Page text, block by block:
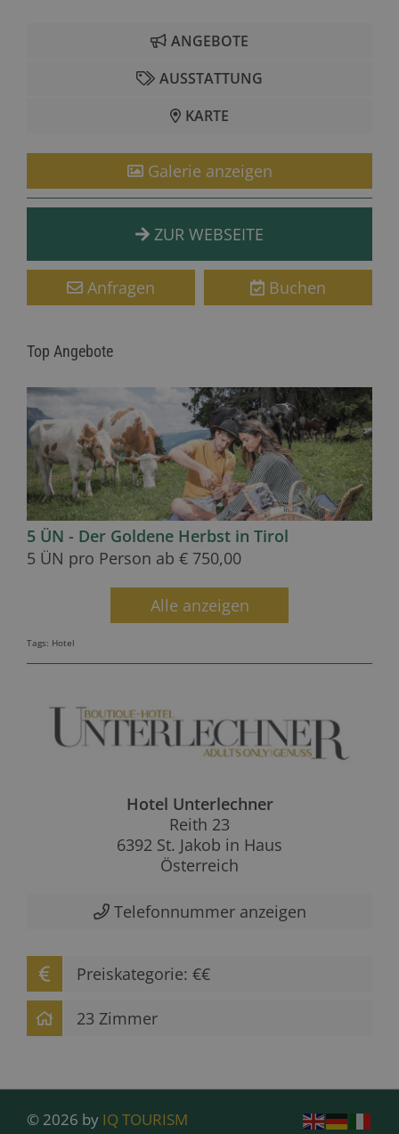
ANGEBOTE
AUSSTATTUNG
KARTE
Galerie anzeigen
ZUR WEBSEITE
Anfragen Buchen
Top Angebote
5 ÜN - Der Goldene Herbst in Tirol
5 ÜN pro Person ab € 750,00
Alle anzeigen
Tags: Hotel
Hotel Unterlechner
Reith 23
6392 St. Jakob in Haus
Österreich
Telefonnummer anzeigen
Preiskategorie: €€
23 Zimmer
© 2026 by IQ TOURISM